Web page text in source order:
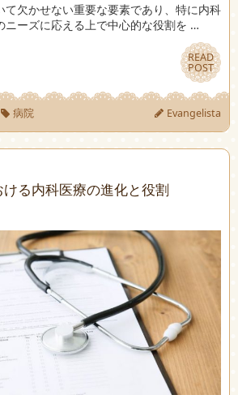
て欠かせない重要な要素であり、特に内科
ニーズに応える上で中心的な役割を …
READ
POST
READ
POST
病院 Evangelista
ける内科医療の進化と役割